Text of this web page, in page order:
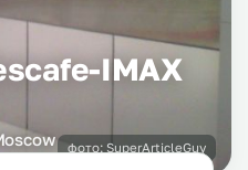
IMAX
фото: SuperArticleGuy